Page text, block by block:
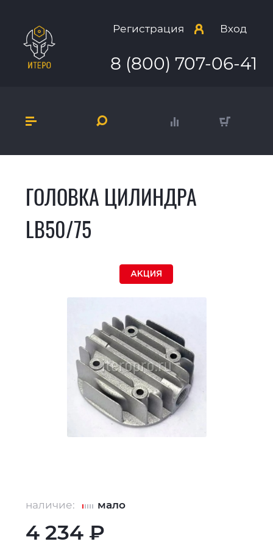
Регистрация Вход
8 (800) 707-06-41
ГОЛОВКА ЦИЛИНДРА
LB50/75
АКЦИЯ
наличие: мало
4 234 ₽